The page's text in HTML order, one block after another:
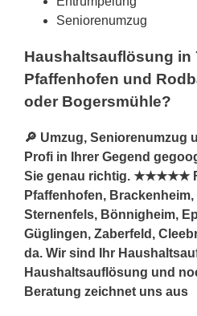
Seniorenumzug
Haushaltsauflösung in
Pfaffenhofen und
oder Bogersmühle?
🔎 Umzug, Seniorenumzug
Profi in Ihrer Gegend
Sie genau richtig. ★★★★★
Pfaffenhofen,
Sternenfels, Bönnigheim,
Güglingen, Zaberfeld,
da. Wir sind Ihr
Haushaltsauflösung und
Beratung zeichnet uns aus